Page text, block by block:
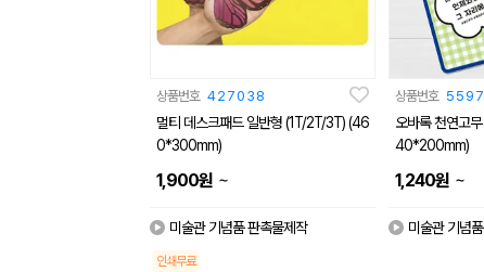
상품번호 427038
멀티 데스크패드 일반형 (1T/2T/3T) (46
0*300mm)
1,900원 ~
미술관 기념품 판촉물제작
인쇄무료
상품번호
오바록 천연고
40*200mm)
1,240원 ~
미술관 기념